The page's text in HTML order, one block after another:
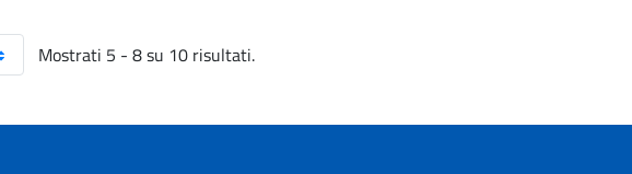
Mostrati 5 - 8 su 10 risultati.